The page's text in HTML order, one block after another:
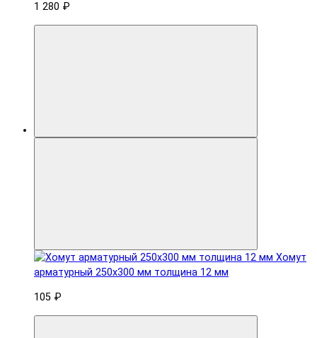
1 280 ₽
Хомут
арматурный 250x300 мм толщина 12 мм
105 ₽